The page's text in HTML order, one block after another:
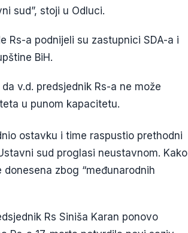
sud”, stoji u Odluci.
Rs-a podnijeli su zastupnici SDA-a i
BiH.
v.d. predsjednik Rs-a ne može
u punom kapacitetu.
ostavku i time raspustio prethodni
sud proglasi neustavnom. Kako
zbog “međunarodnih
Rs Siniša Karan ponovo